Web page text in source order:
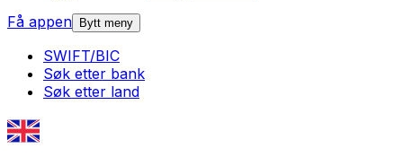
Få appen
Bytt meny
SWIFT/BIC
Søk etter bank
Søk etter land